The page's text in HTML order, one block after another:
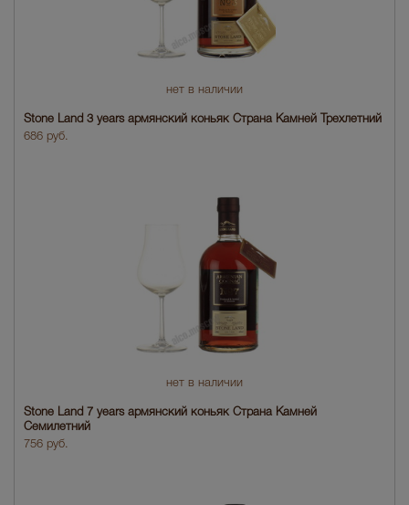
нет в наличии
Stone Land 3 years армянский коньяк Страна Камней Трехлетний
686 руб.
нет в наличии
Stone Land 7 years армянский коньяк Страна Камней
Семилетний
756 руб.